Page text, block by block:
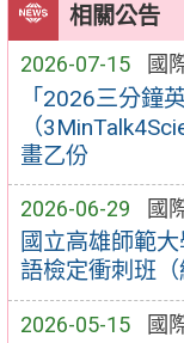
相關公告
2026-07-15 國
「2026三分鐘
（
畫乙份
2026-06-29 國
國立高雄師範
語檢定衝刺班
2026-05-15 國